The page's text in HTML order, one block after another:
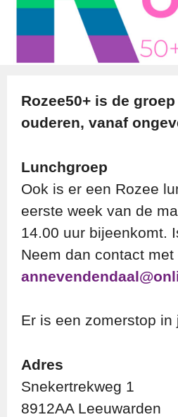
Rozee50+ is de
ouderen, vanaf
Lunchgroep
Ook is er een Rozee
eerste week van de
14.00 uur bijeenkomt.
Neem dan contact
Er is een zomerstop in
Adres
Snekertrekweg 1
8912AA Leeuwarden